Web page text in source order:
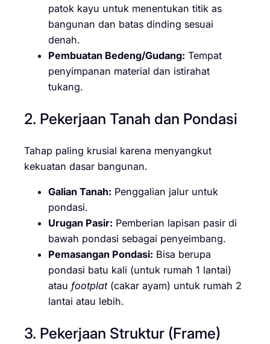
patok kayu untuk menentukan titik as
bangunan dan batas dinding sesuai
denah.
Pembuatan Bedeng/Gudang: Tempat
penyimpanan material dan istirahat
tukang.
2. Pekerjaan Tanah dan Pondasi
Tahap paling krusial karena menyangkut
kekuatan dasar bangunan.
Galian Tanah: Penggalian jalur untuk
pondasi.
Urugan Pasir: Pemberian lapisan pasir di
bawah pondasi sebagai penyeimbang.
Pemasangan Pondasi: Bisa berupa
pondasi batu kali (untuk rumah 1 lantai)
atau footplat(cakar ayam) untuk rumah 2
lantai atau lebih.
3. Pekerjaan Struktur (Frame)